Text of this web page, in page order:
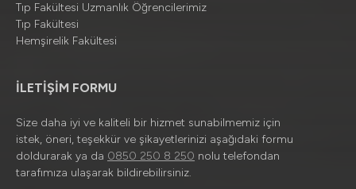
Tıp Fakültesi Uzmanlık Öğrencilerimiz
Tıp Fakültesi
Hemşirelik Fakültesi
İLETİŞİM FORMU
Size daha iyi ve kaliteli bir hizmet sunabilmemiz için
istek, öneri, teşekkür ve şikayetlerinizi aşağıdaki formu
doldurarak ya da 0850 250 8 250 nolu telefondan
tarafımıza ulaşarak bildirebilirsiniz.